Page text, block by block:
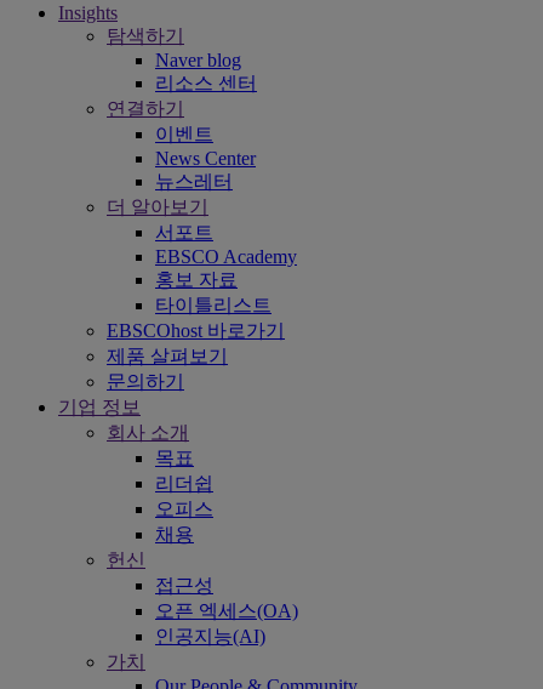
Insights
탐색하기
Naver blog
리소스 센터
연결하기
이벤트
News Center
뉴스레터
더 알아보기
서포트
EBSCO Academy
홍보 자료
타이틀리스트
EBSCOhost 바로가기
제품 살펴보기
문의하기
기업 정보
회사 소개
목표
리더쉽
오피스
채용
헌신
접근성
오픈 엑세스(OA)
인공지능(AI)
가치